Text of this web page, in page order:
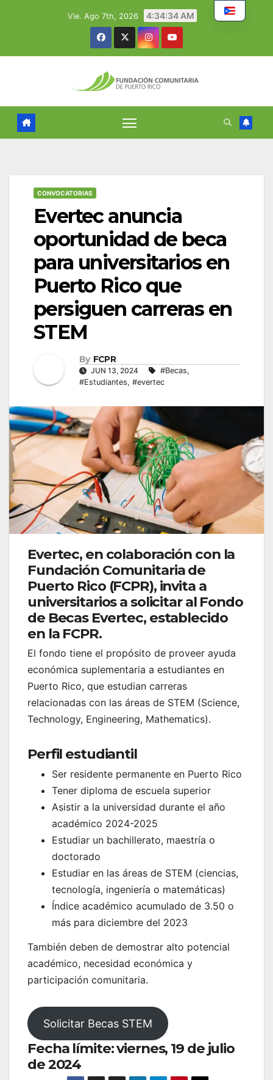
Vie. Ago 7th, 2026 4:34:34 AM
CONVOCATORIAS
Evertec anuncia
oportunidad de beca
para universitarios en
Puerto Rico que
persiguen carreras en
STEM
By FCPR
JUN 13, 2024 #Becas,
#Estudiantes, #evertec
Evertec, en colaboración con la
Fundación Comunitaria de
Puerto Rico (FCPR), invita a
universitarios a solicitar al Fondo
de Becas Evertec, establecido
en la FCPR.
El fondo tiene el propósito de proveer ayuda
económica suplementaria a estudiantes en
Puerto Rico, que estudian carreras
relacionadas con las áreas de STEM (Science,
Technology, Engineering, Mathematics).
Perfil estudiantil
Ser residente permanente en Puerto Rico
Tener diploma de escuela superior
Asistir a la universidad durante el año
académico 2024-2025
Estudiar un bachillerato, maestría o
doctorado
Estudiar en las áreas de STEM (ciencias,
tecnología, ingeniería o matemáticas)
Índice académico acumulado de 3.50 o
más para diciembre del 2023
También deben de demostrar alto potencial
académico, necesidad económica y
participación comunitaria.
Solicitar Becas STEM
Fecha límite: viernes, 19 de julio
de 2024